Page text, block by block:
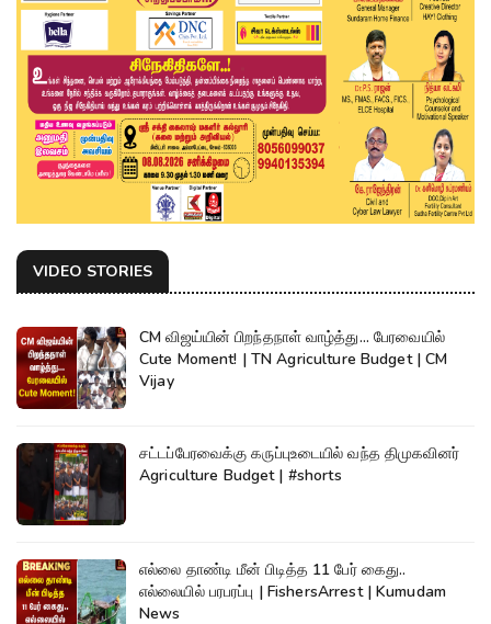
VIDEO STORIES
CM விஜய்யின் பிறந்தநாள் வாழ்த்து... பேரவையில்
Cute Moment! | TN Agriculture Budget | CM
Vijay
சட்டப்பேரவைக்கு கருப்புஉடையில் வந்த திமுகவினர்
Agriculture Budget | #shorts
எல்லை தாண்டி மீன் பிடித்த 11 பேர் கைது..
எல்லையில் பரபரப்பு | FishersArrest | Kumudam
News